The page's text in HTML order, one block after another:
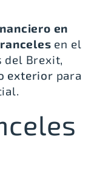
en
en el
del Brexit,
exterior para